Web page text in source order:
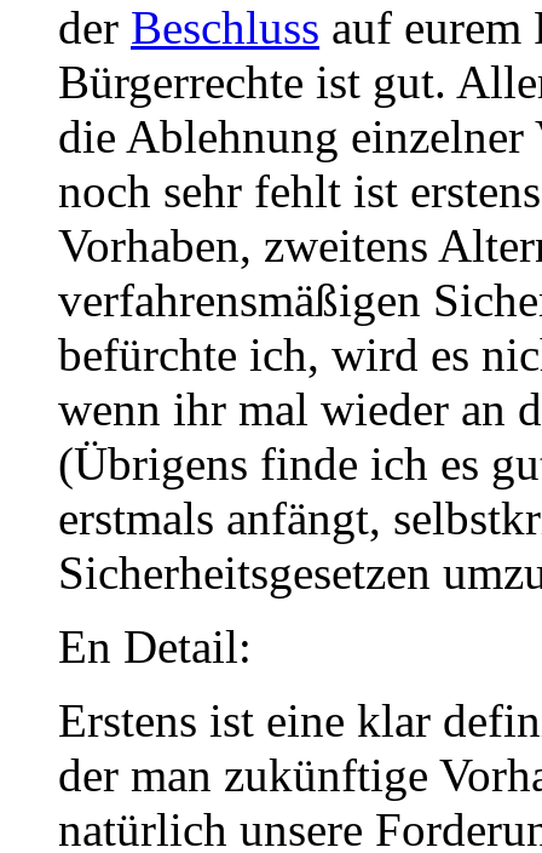
der Beschluss auf eurem
Bürgerrechte ist gut.
die Ablehnung einzelner
noch sehr fehlt ist
Vorhaben, zweitens
verfahrensmäßigen
befürchte ich, wird es
wenn ihr mal wieder an
(Übrigens finde ich es
erstmals anfängt,
Sicherheitsgesetzen
En Detail:
Erstens ist eine klar
der man zukünftige
natürlich unsere